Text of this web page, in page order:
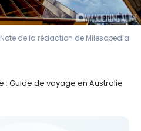
Note de la rédaction de Milesopedia